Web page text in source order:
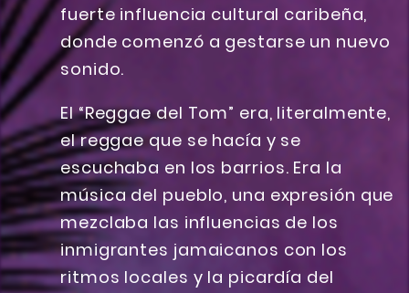
fuerte influencia cultural caribeña,
donde comenzó a gestarse un nuevo
sonido.
El “Reggae del Tom” era, literalmente,
el reggae que se hacía y se
escuchaba en los barrios. Era la
música del pueblo, una expresión que
mezclaba las influencias de los
inmigrantes jamaicanos con los
ritmos locales y la picardía del